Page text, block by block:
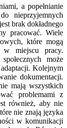
a popełnianie
nieprzyjemnych
brak dokładnego
pracować. Wiele
które mogą
w miejscu pracy.
może
Kolejnym
dokumentacji.
mają wszystkich
problemami z
również, aby nie
nie znają języka
w komunikacji